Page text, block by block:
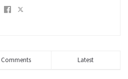
Comments Latest